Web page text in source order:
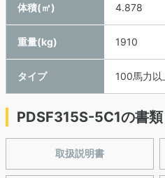
体積(㎥) 4.878
重量(kg) 1910
タイプ 100馬力以
PDSF315S-5C1の書類
取扱説明書